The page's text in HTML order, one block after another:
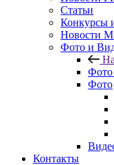
Статьи
Конкурсы
Новости
Фото и
Фото
Контакты